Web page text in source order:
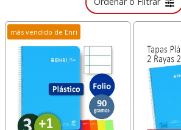
más vendido de Enri